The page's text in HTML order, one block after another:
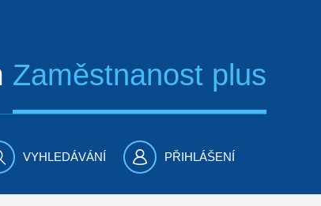
Zaměstnanost plus
VYHLEDÁVÁNÍ PŘIHLÁŠENÍ